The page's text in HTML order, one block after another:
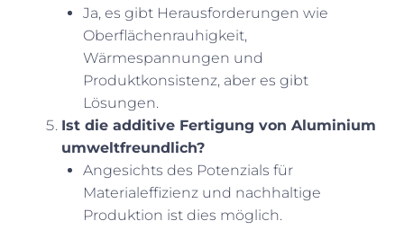
Ja, es gibt Herausforderungen wie
Oberflächenrauhigkeit,
Wärmespannungen und
Produktkonsistenz, aber es gibt
Lösungen.
Ist die additive Fertigung von Aluminium
umweltfreundlich?
Angesichts des Potenzials für
Materialeffizienz und nachhaltige
Produktion ist dies möglich.